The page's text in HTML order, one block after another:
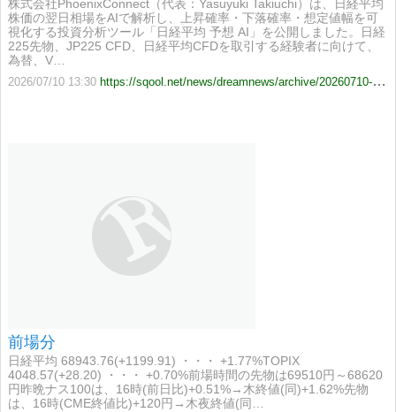
診断を提供
株式会社PhoenixConnect（代表：Yasuyuki Takiuchi）は、日経平均
株価の翌日相場をAIで解析し、上昇確率・下落確率・想定値幅を可
視化する投資分析ツール「日経平均 予想 AI」を公開しました。日経
225先物、JP225 CFD、日経平均CFDを取引する経験者に向けて、
為替、V…
2026/07/10 13:30 https://sqool.net/news/dreamnews/archive/20260710-789464.html
前場分
日経平均 68943.76(+1199.91) ・・・ +1.77%TOPIX
4048.57(+28.20) ・・・ +0.70%前場時間の先物は69510円～68620
円昨晩ナス100は、16時(前日比)+0.51%→木終値(同)+1.62%先物
は、16時(CME終値比)+120円→木夜終値(同…